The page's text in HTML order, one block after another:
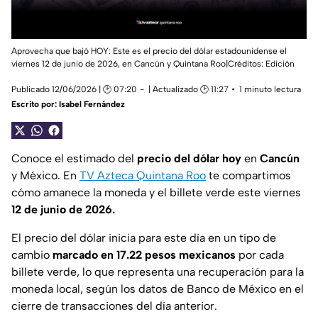
Aprovecha que bajó HOY: Este es el precio del dólar estadounidense el
viernes 12 de junio de 2026, en Cancún y Quintana Roo|Créditos: Edición
Publicado 12/06/2026 | 🕑 07:20 | Actualizado 🕑 11:27
1 minuto lectura
Escrito por: Isabel Fernández
Conoce el estimado del precio del dólar hoy en Cancún
y México. En TV Azteca Quintana Roo te compartimos
cómo amanece la moneda y el billete verde este viernes
12 de junio de 2026.
El precio del dólar inicia para este día en un tipo de
cambio marcado en 17.22 pesos mexicanos por cada
billete verde, lo que representa una recuperación para la
moneda local, según los datos de Banco de México en el
cierre de transacciones del día anterior.